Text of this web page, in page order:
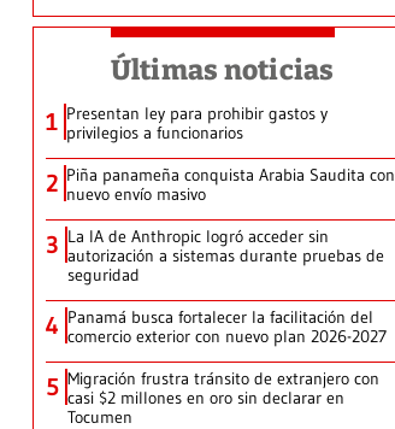
Últimas noticias
1 Presentan ley para prohibir gastos y
privilegios a funcionarios
2 Piña panameña conquista Arabia Saudita con
nuevo envío masivo
3 La IA de Anthropic logró acceder sin
autorización a sistemas durante pruebas de
seguridad
4 Panamá busca fortalecer la facilitación del
comercio exterior con nuevo plan 2026-2027
5 Migración frustra tránsito de extranjero con
casi $2 millones en oro sin declarar en
Tocumen